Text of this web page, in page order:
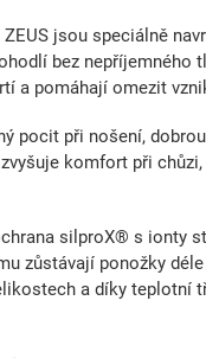
jsou speciálně
bez nepříjemného
a pomáhají omezit
pocit při nošení,
zvyšuje komfort při
silproX® s ionty
zůstávají ponožky
a díky teplotní